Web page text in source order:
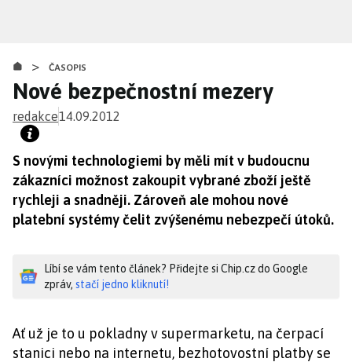
obsahu
> ČASOPIS
Nové bezpečnostní mezery
redakce14.09.2012
S novými technologiemi by měli mít v budoucnu
zákazníci možnost zakoupit vybrané zboží ještě
rychleji a snadněji. Zároveň ale mohou nové
platební systémy čelit zvýšenému nebezpečí útoků.
Líbí se vám tento článek? Přidejte si Chip.cz do Google
zpráv, stačí jedno kliknutí!
Ať už je to u pokladny v supermarketu, na čerpací
stanici nebo na internetu, bezhotovostní platby se